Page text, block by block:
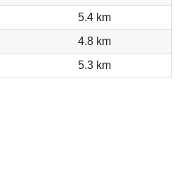
5.4 km
4.8 km
5.3 km